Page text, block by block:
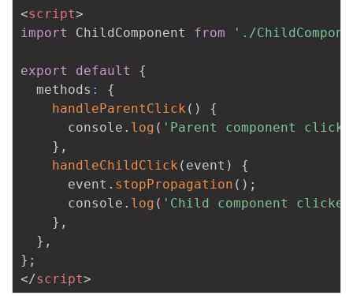
<script>
import
ChildComponent from './
export default
{
  methods
:
{
handleParentClick ( )
{
      console
. log ( 'Parent component
} ,
handleChildClick ( event )
{
      event
. stopPropagation ( ) ;
      console
. log ( 'Child component
} ,
} ,
} ;
</script>